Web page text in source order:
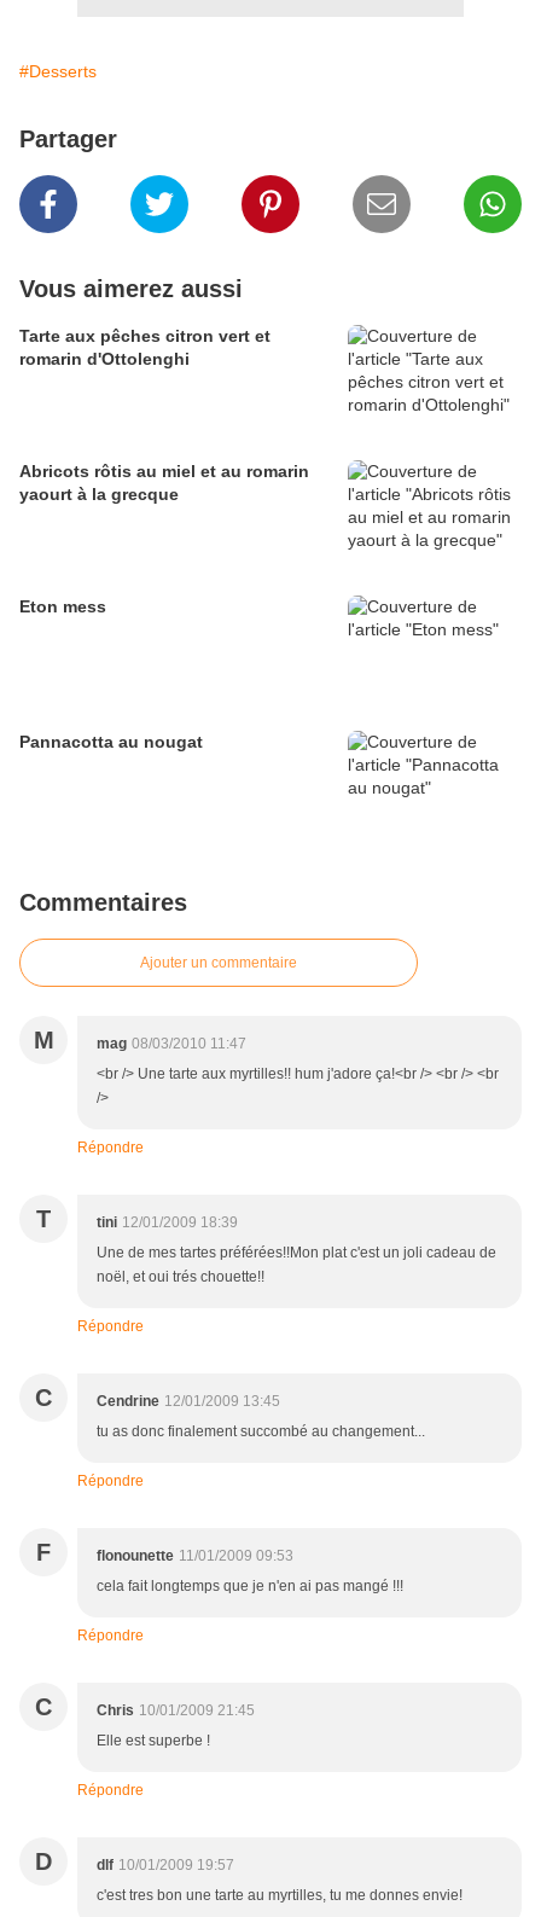
#Desserts
Partager
Vous aimerez aussi
Tarte aux pêches citron vert et
romarin d'Ottolenghi
Abricots rôtis au miel et au romarin
yaourt à la grecque
Eton mess
Pannacotta au nougat
Commentaires
Ajouter un commentaire
M mag 08/03/2010 11:47
<br /> Une tarte aux myrtilles!! hum j'adore ça!<br /> <br /> <br
/>
Répondre
T tini 12/01/2009 18:39
Une de mes tartes préférées!!Mon plat c'est un joli cadeau de
noël, et oui trés chouette!!
Répondre
C Cendrine 12/01/2009 13:45
tu as donc finalement succombé au changement...
Répondre
F flonounette 11/01/2009 09:53
cela fait longtemps que je n'en ai pas mangé !!!
Répondre
C Chris 10/01/2009 21:45
Elle est superbe !
Répondre
D dlf 10/01/2009 19:57
c'est tres bon une tarte au myrtilles, tu me donnes envie!